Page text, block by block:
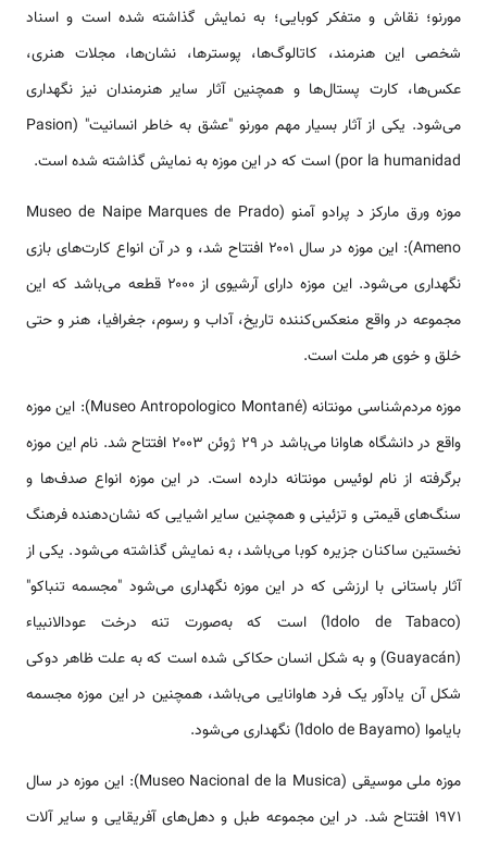
مورنو؛ نقاش و متفکر کوبایی؛ به نمایش گذاشته شده است و اسناد
شخصی این هنرمند، کاتالوگ‌ها، پوسترها، نشان‌ها، مجلات هنری،
عکس‌ها، کارت پستال‌ها و همچنین آثار سایر هنرمندان نیز نگهداری
می‌شود. یکی از آثار بسیار مهم مورنو "عشق به خاطر انسانیت" (Pasion
por la humanidad) است که در این موزه به نمایش گذاشته شده است.
موزه ورق مارکز د پرادو آمنو (Museo de Naipe Marques de Prado
Ameno): این موزه در سال ۲۰۰۱ افتتاح شد، و در آن انواع کارت‌های بازی
نگهداری می‌شود. این موزه دارای آرشیوی از ۲۰۰۰ قطعه می‌باشد که این
مجموعه در واقع منعکس‌کننده تاریخ، آداب و رسوم، جغرافیا، هنر و حتی
خلق و خوی هر ملت است.
موزه مردم‌شناسی مونتانه (Museo Antropologico Montané): این موزه
واقع در دانشگاه هاوانا می‌باشد در ۲۹ ژوئن ۲۰۰۳ افتتاح شد. نام این موزه
برگرفته از نام لوئیس مونتانه دارده است. در این موزه انواع صدف‌ها و
سنگ‌های قیمتی و تزئینی و همچنین سایر اشیایی که نشان‌دهنده فرهنگ
نخستین ساکنان جزیره کوبا می‌باشد، به نمایش گذاشته می‌شود. یکی از
آثار باستانی با ارزشی که در این موزه نگهداری می‌شود "مجسمه تنباکو"
(Ídolo de Tabaco) است که به‌صورت تنه درخت عودالانبیاء
(Guayacán) و به شکل انسان حکاکی شده است که به علت ظاهر دوکی
شکل آن یادآور یک فرد هاوانایی می‌باشد، همچنین در این موزه مجسمه
بایاموا (Ídolo de Bayamo) نگهداری می‌شود.
موزه ملی موسیقی (Museo Nacional de la Musica): این موزه در سال
۱۹۷۱ افتتاح شد. در این مجموعه طبل و دهل‌های آفریقایی و سایر آلات